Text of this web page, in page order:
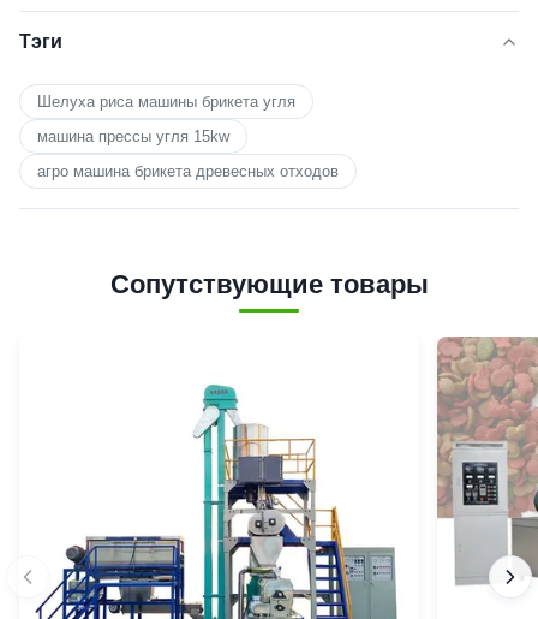
Тэги
Шелуха риса машины брикета угля
машина прессы угля 15kw
агро машина брикета древесных отходов
Сопутствующие товары